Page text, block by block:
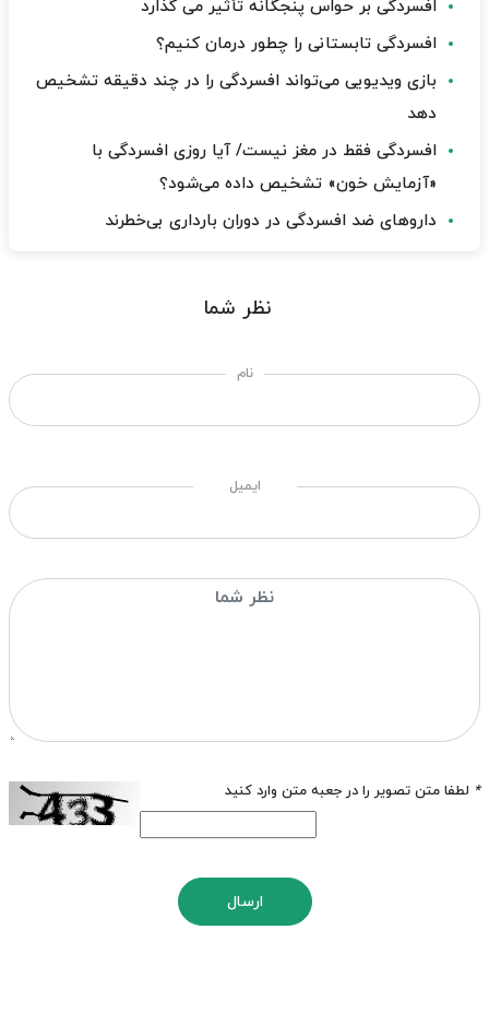
افسردگی بر حواس پنجگانه تأثیر می گذارد
افسردگی تابستانی را چطور درمان کنیم؟
بازی ویدیویی می‌تواند افسردگی را در چند دقیقه تشخیص
دهد
افسردگی فقط در مغز نیست/ آیا روزی افسردگی با
«آزمایش خون» تشخیص داده می‌شود؟
داروهای ضد افسردگی در دوران بارداری بی‌خطرند
نظر شما
نام
ایمیل
* لطفا متن تصویر را در جعبه متن وارد کنید
ارسال